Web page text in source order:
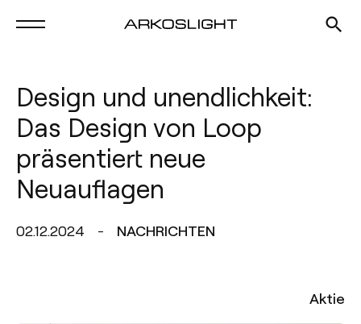
Design und unendlichkeit:
Das Design von Loop
präsentiert neue
Neuauflagen
02.12.2024 NACHRICHTEN
Aktie